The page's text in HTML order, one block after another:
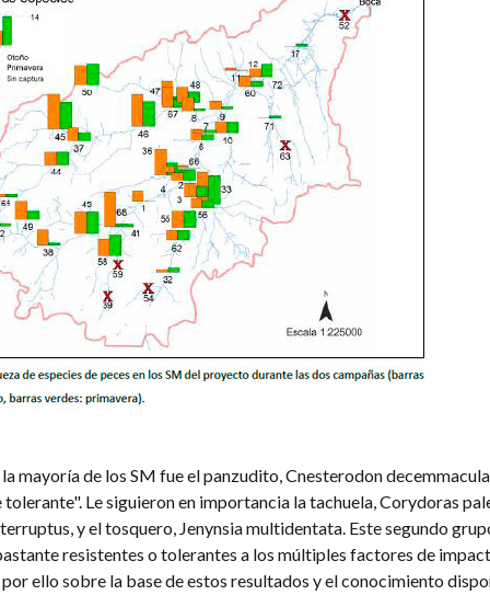
mayoría de los SM fue el panzudito, Cnesterodon
Le siguieron en importancia la tachuela, Corydoras
y el tosquero, Jenynsia multidentata. Este segundo
resistentes o tolerantes a los múltiples factores de
ello sobre la base de estos resultados y el conocimiento